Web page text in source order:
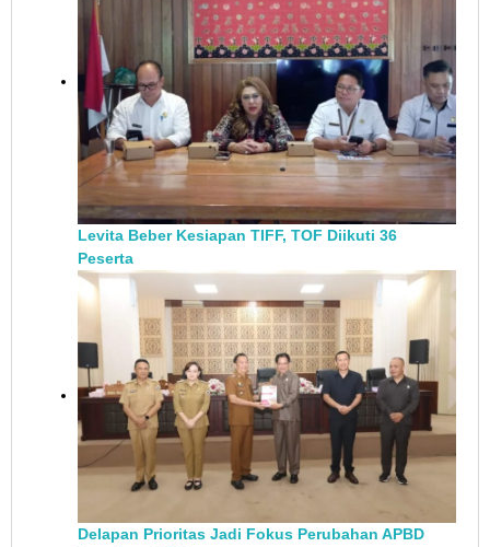
Levita Beber Kesiapan TIFF, TOF Diikuti 36
Peserta
Delapan Prioritas Jadi Fokus Perubahan APBD